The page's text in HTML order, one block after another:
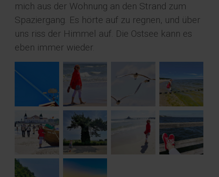
mich aus der Wohnung an den Strand zum
Spaziergang. Es hörte auf zu regnen, und über
uns riss der Himmel auf. Die Ostsee kann es
eben immer wieder.